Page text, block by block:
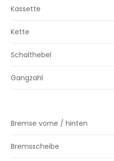
Kassette
Kette
Schalthebel
Gangzahl
Bremse vorne / hinten
Bremsscheibe